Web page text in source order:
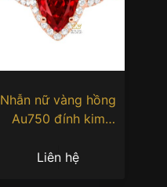
Nhẫn nữ vàng hồng
Au750 đính kim
đỏ
Liên hệ